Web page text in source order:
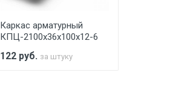
Каркас арматурный
КПЦ-2100х36х100х12-6
122 руб. за штуку